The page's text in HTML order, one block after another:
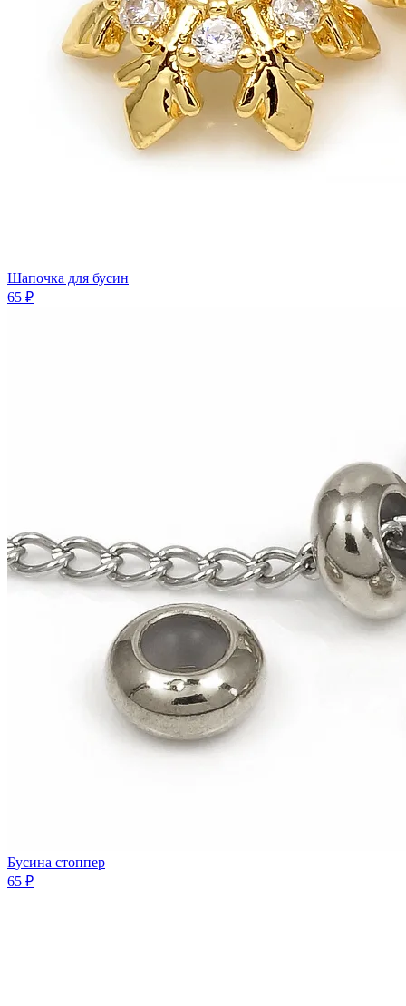
Шапочка для бусин
65 ₽
Бусина стоппер
65 ₽